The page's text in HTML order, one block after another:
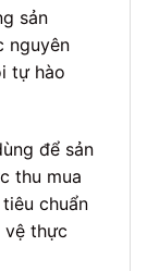
sản
nguyên
tự hào
để sản
thu mua
chuẩn
vệ thực